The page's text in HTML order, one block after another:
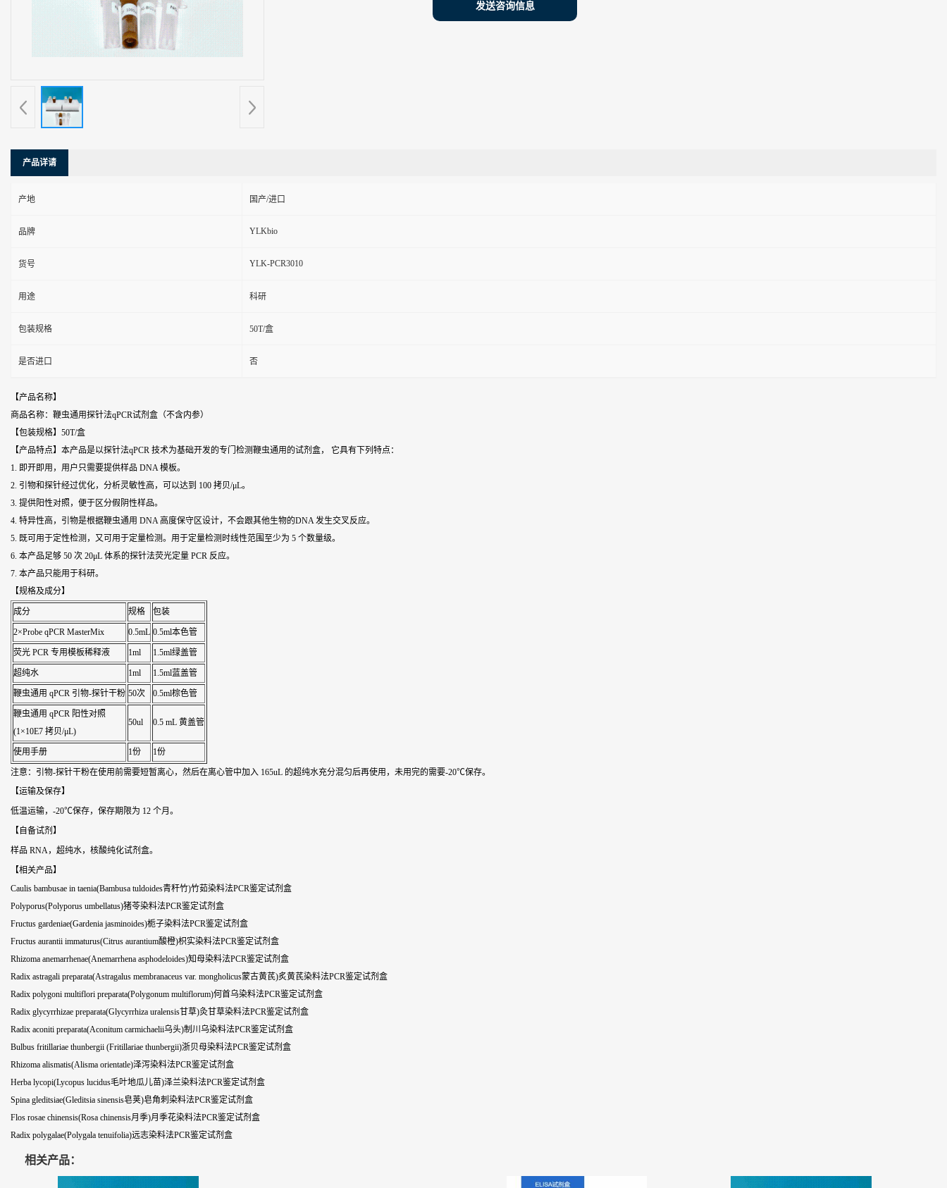
发送咨询信息
产品详请
产地 国产/进口
品牌 YLKbio
货号 YLK-PCR3010
用途 科研
包装规格 50T/盒
是否进口 否
【产品名称】
商品名称：鞭虫通用探针法qPCR试剂盒（不含内参）
【包装规格】50T/盒
【产品特点】本产品是以探针法qPCR 技术为基础开发的专门检测鞭虫通用 的试剂盒， 它具有下列特点：
1. 即开即用，用户只需要提供样品 DNA 模板。
2. 引物和探针经过优化，分析灵敏性高，可以达到 100 拷贝/μL。
3. 提供阳性对照，便于区分假阴性样品。
4. 特异性高，引物是根据鞭虫通用 DNA 高度保守区设计，不会跟其他生物的DNA 发生交叉反应。
5. 既可用于定性检测，又可用于定量检测。用于定量检测时线性范围至少为 5 个数量级。
6. 本产品足够 50 次 20μL 体系的探针法荧光定量 PCR 反应。
7. 本产品只能用于科研。
【规格及成分】
成分 规格 包装
2×Probe qPCR MasterMix 0.5mL 0.5ml本色管
荧光 PCR 专用模板稀释液 1ml 1.5ml绿盖管
超纯水 1ml 1.5ml蓝盖管
鞭虫通用 qPCR 引物-探针干粉 50次 0.5ml棕色管
鞭虫通用 qPCR 阳性对照
(1×10E7 拷贝/μL)
50ul 0.5 mL 黄盖管
使用手册 1份 1份
注意：引物-探针干粉在使用前需要短暂离心，然后在离心管中加入 165uL 的超纯水充分混匀后再使用，未用完的需要-20℃保存。
【运输及保存】
低温运输，-20℃保存，保存期限为 12 个月。
【自备试剂】
样品 RNA，超纯水，核酸纯化试剂盒。
【相关产品】
Caulis bambusae in taenia(Bambusa tuldoides青秆竹)竹茹染料法PCR鉴定试剂盒
Polyporus(Polyporus umbellatus)猪苓染料法PCR鉴定试剂盒
Fructus gardeniae(Gardenia jasminoides)栀子染料法PCR鉴定试剂盒
Fructus aurantii immaturus(Citrus aurantium酸橙)枳实染料法PCR鉴定试剂盒
Rhizoma anemarrhenae(Anemarrhena asphodeloides)知母染料法PCR鉴定试剂盒
Radix astragali preparata(Astragalus membranaceus var. mongholicus蒙古黄芪)炙黄芪染料法PCR鉴定试剂盒
Radix polygoni multiflori preparata(Polygonum multiflorum)何首乌染料法PCR鉴定试剂盒
Radix glycyrrhizae preparata(Glycyrrhiza uralensis甘草)灸甘草染料法PCR鉴定试剂盒
Radix aconiti preparata(Aconitum carmichaelii乌头)制川乌染料法PCR鉴定试剂盒
Bulbus fritillariae thunbergii (Fritillariae thunbergii)浙贝母染料法PCR鉴定试剂盒
Rhizoma alismatis(Alisma orientatle)泽泻染料法PCR鉴定试剂盒
Herba lycopi(Lycopus lucidus毛叶地瓜儿苗)泽兰染料法PCR鉴定试剂盒
Spina gleditsiae(Gleditsia sinensis皂荚)皂角刺染料法PCR鉴定试剂盒
Flos rosae chinensis(Rosa chinensis月季)月季花染料法PCR鉴定试剂盒
Radix polygalae(Polygala tenuifolia)远志染料法PCR鉴定试剂盒
相关产品：